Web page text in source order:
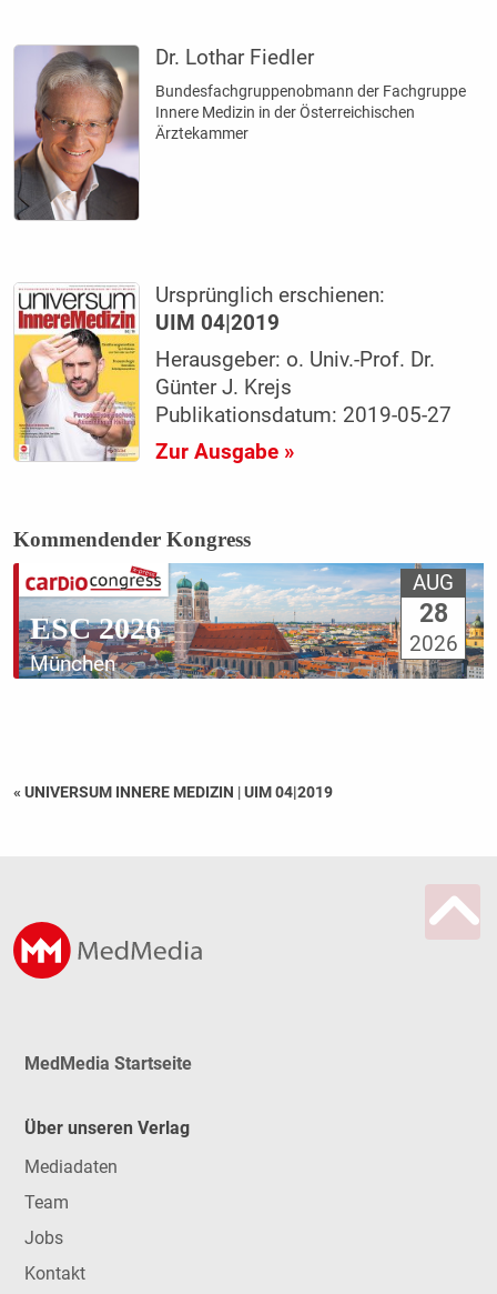
Dr. Lothar Fiedler
Bundesfach­gruppenobmann der Fachgruppe
Innere Medizin in der Österreichischen
Ärztekammer
Ursprünglich erschienen:
UIM 04|2019
Herausgeber: o. Univ.-Prof. Dr.
Günter J. Krejs
Publikationsdatum: 2019-05-27
Zur Ausgabe »
Kommendender Kongress
ESC 2026
München
AUG
28
2026
« UNIVERSUM INNERE MEDIZIN |UIM 04|2019
MedMedia Startseite
Über unseren Verlag
Mediadaten
Team
Jobs
Kontakt